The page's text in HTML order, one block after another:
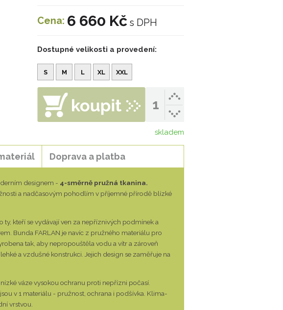
Cena: 6 660 Kč s DPH
Dostupné velikosti a provedení:
S M L XL XXL
skladem
Doprava a platba
designem - 4-směrně pružná tkanina.
a nadčasovým pohodlím v příjemné přírodě blízké
kteří se vydávají ven za nepříznivých podmínek a
Bunda FARLAN je navíc z pružného materiálu pro
tak, aby nepropouštěla vodu a vítr a zároveň
a vzdušné konstrukci. Jejich design se zaměřuje na
váze vysokou ochranu proti nepřízni počasí.
v 1 materiálu - pružnost, ochrana i podšívka. Klima-
vrstvou.